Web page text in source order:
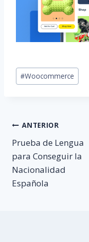
Etiquetas
de
#Woocommerce
de
entradas
ANTERIOR
Prueba de Lengua
para Conseguir la
Nacionalidad
Española